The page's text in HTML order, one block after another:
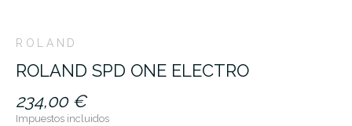
ROLAND
ROLAND SPD ONE ELECTRO
234,00 €
Impuestos incluidos